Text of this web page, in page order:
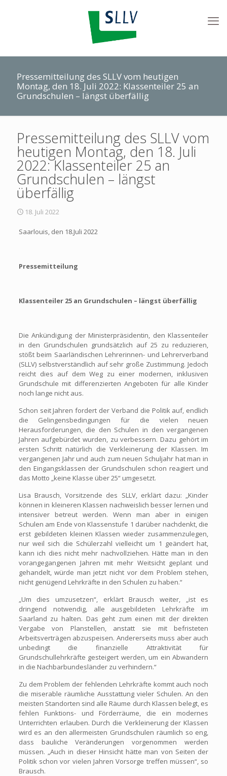
Pressemitteilung des SLLV vom heutigen
Montag, den 18. Juli 2022: Klassenteiler 25 an
Grundschulen – längst überfällig
Pressemitteilung des SLLV vom
heutigen Montag, den 18. Juli
2022: Klassenteiler 25 an
Grundschulen – längst
überfällig
18. Juli 2022
Saarlouis, den 18.Juli 2022
Pressemitteilung
Klassenteiler 25 an Grundschulen – längst überfällig
Die Ankündigung der Ministerpräsidentin, den Klassenteiler
in den Grundschulen grundsätzlich auf 25 zu reduzieren,
stößt beim Saarländischen Lehrerinnen- und Lehrerverband
(SLLV) selbstverständlich auf sehr große Zustimmung. Jedoch
reicht dies auf dem Weg zu einer modernen, inklusiven
Grundschule mit differenzierten Angeboten für alle Kinder
noch lange nicht aus.
Schon seit Jahren fordert der Verband die Politik auf, endlich
die Gelingensbedingungen für die vielen neuen
Herausforderungen, die den Schulen in den vergangenen
Jahren aufgebürdet wurden, zu verbessern. Dazu gehört im
ersten Schritt natürlich die Verkleinerung der Klassen. Im
vergangenen Jahr und auch zum neuen Schuljahr hat man in
den Eingangsklassen der Grundschulen schon reagiert und
das Motto „keine Klasse über 25“ umgesetzt.
Lisa Brausch, Vorsitzende des SLLV, erklärt dazu: „Kinder
können in kleineren Klassen nachweislich besser lernen und
intensiver betreut werden. Wenn man aber in einigen
Schulen am Ende von Klassenstufe 1 darüber nachdenkt, die
erst gebildeten kleinen Klassen wieder zusammenzulegen,
nur weil sich die Schülerzahl vielleicht um 1 geändert hat,
kann ich dies nicht mehr nachvollziehen. Hätte man in den
vorangegangenen Jahren mit mehr Weitsicht geplant und
gehandelt, würde man jetzt nicht vor dem Problem stehen,
nicht genügend Lehrkräfte in den Schulen zu haben.“
„Um dies umzusetzen“, erklärt Brausch weiter, „ist es
dringend notwendig, alle ausgebildeten Lehrkräfte im
Saarland zu halten. Das geht zum einen mit der direkten
Vergabe von Planstellen, anstatt sie mit befristeten
Arbeitsverträgen abzuspeisen. Andererseits muss aber auch
unbedingt die finanzielle Attraktivität für
Grundschullehrkräfte gesteigert werden, um ein Abwandern
in die Nachbarbundesländer zu verhindern.“
Zu dem Problem der fehlenden Lehrkräfte kommt auch noch
die miserable räumliche Ausstattung vieler Schulen. An den
meisten Standorten sind alle Räume durch Klassen belegt, es
fehlen Funktions- und Förderräume, die ein modernes
Unterrichten erlauben. Durch die Verkleinerung der Klassen
wird es an den allermeisten Grundschulen räumlich so eng,
dass bauliche Veränderungen vorgenommen werden
müssen. „Auch in dieser Hinsicht hätte man von Seiten der
Politik schon vor vielen Jahren Vorsorge treffen müssen“, so
Brausch.